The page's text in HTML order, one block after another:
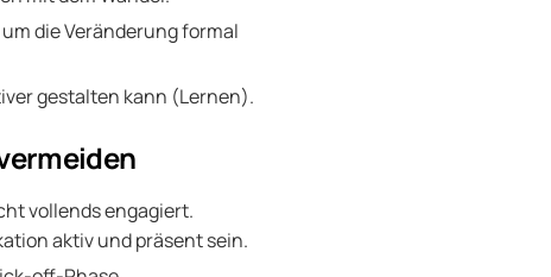
die Veränderung formal
gestalten kann (Lernen).
vollends engagiert.
aktiv und präsent sein.